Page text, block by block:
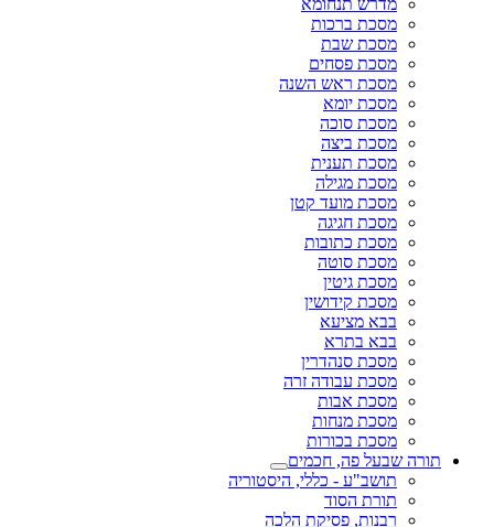
מדרש תנחומא
מסכת ברכות
מסכת שבת
מסכת פסחים
מסכת ראש השנה
מסכת יומא
מסכת סוכה
מסכת ביצה
מסכת תענית
מסכת מגילה
מסכת מועד קטן
מסכת חגיגה
מסכת כתובות
מסכת סוטה
מסכת גיטין
מסכת קידושין
בבא מציעא
בבא בתרא
מסכת סנהדרין
מסכת עבודה זרה
מסכת אבות
מסכת מנחות
מסכת בכורות
תורה שבעל פה, חכמים
תושב"ע - כללי, היסטוריה
תורת הסוד
רבנות, פסיקת הלכה